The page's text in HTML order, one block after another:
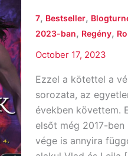
7, Bestseller,
2023-ban, Regény,
October 17, 2023
Ezzel a kötettel a
sorozata, az
években követtem.
elsőt még 2017-
vége is annyira
A
lángok